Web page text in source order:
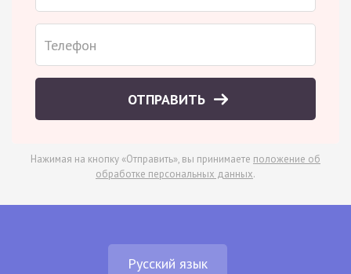
ОТПРАВИТЬ
Нажимая на кнопку «Отправить», вы принимаете положение об
обработке персональных данных.
Русский язык